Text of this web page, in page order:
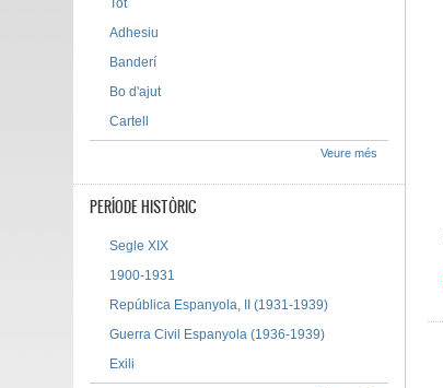
Tot
Adhesiu
Banderí
Bo d'ajut
Cartell
Veure més
PERÍODE HISTÒRIC
Segle XIX
1900-1931
República Espanyola, II (1931-1939)
Guerra Civil Espanyola (1936-1939)
Exili